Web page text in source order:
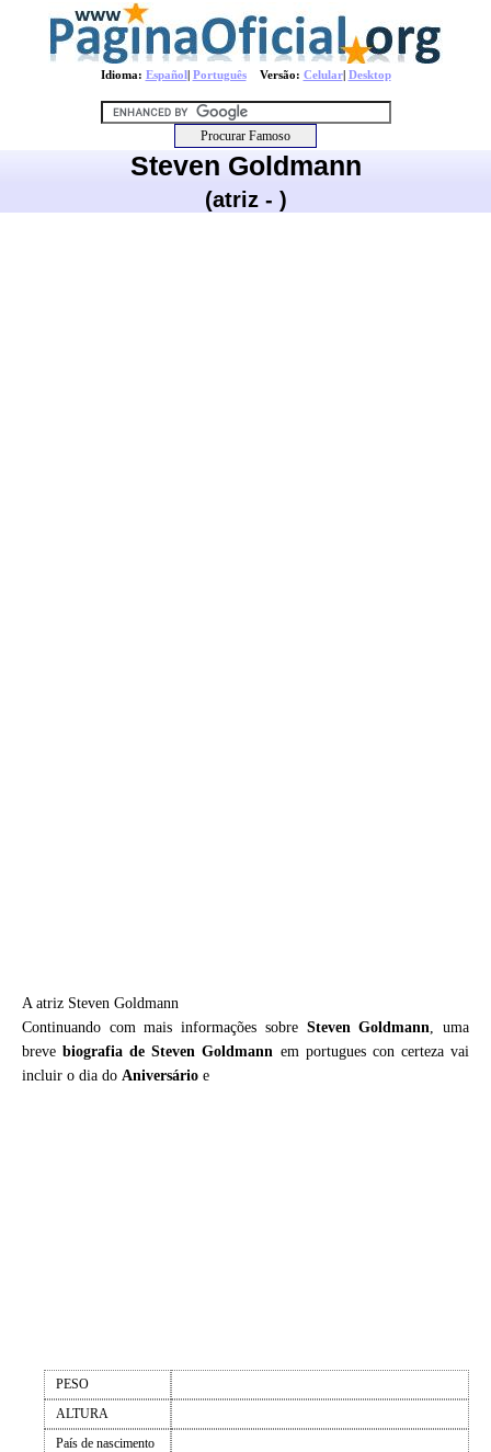
Idioma: Español| PortuguêsVersão: Celular| Desktop
Steven Goldmann
(atriz - )
A atriz Steven Goldmann
Continuando com mais informações sobre Steven Goldmann, uma
brevebiografia deSteven Goldmann em portugues con certeza vai
incluir o dia do Aniversário e
PESO
ALTURA
País de nascimento